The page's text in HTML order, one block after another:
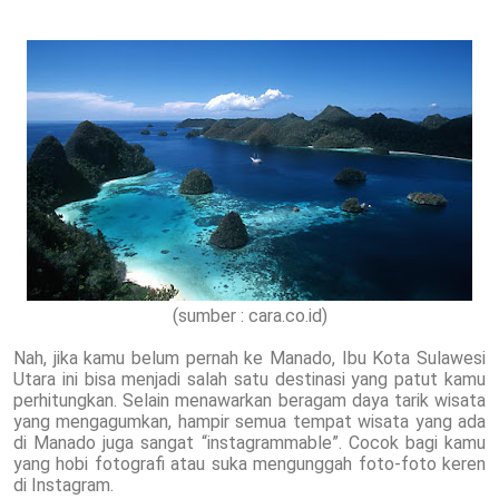
(sumber : cara.co.id)
Nah, jika kamu belum pernah ke Manado, Ibu Kota Sulawesi
Utara ini bisa menjadi salah satu destinasi yang patut kamu
perhitungkan. Selain menawarkan beragam daya tarik wisata
yang mengagumkan, hampir semua tempat wisata yang ada
di Manado juga sangat “instagrammable”. Cocok bagi kamu
yang hobi fotografi atau suka mengunggah foto-foto keren
di Instagram.